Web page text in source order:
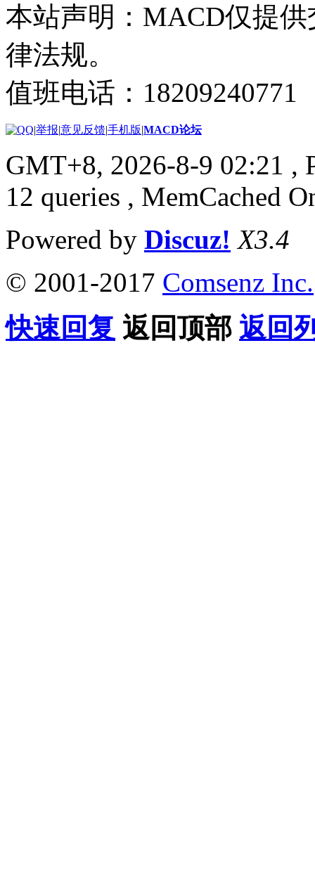
本站声明：MACD仅提
律法规。
值班电话：
|举报|意见反馈|手机版|MACD论坛
GMT+8, 2026-8-9 02:21 ,
12 queries , MemCached
Powered by Discuz! X3.4
© 2001-2017 Comsenz Inc.
快速回复 返回顶部 返回